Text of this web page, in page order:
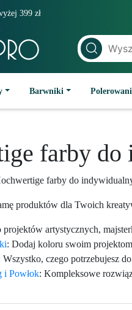
399 zł
Barwniki
farby
farby do
produktów dla Twoich
projektów artystycznych,
: Dodaj koloru swoim
Wszystko, czego potrzebujesz
i Powłok: Kompleksowe